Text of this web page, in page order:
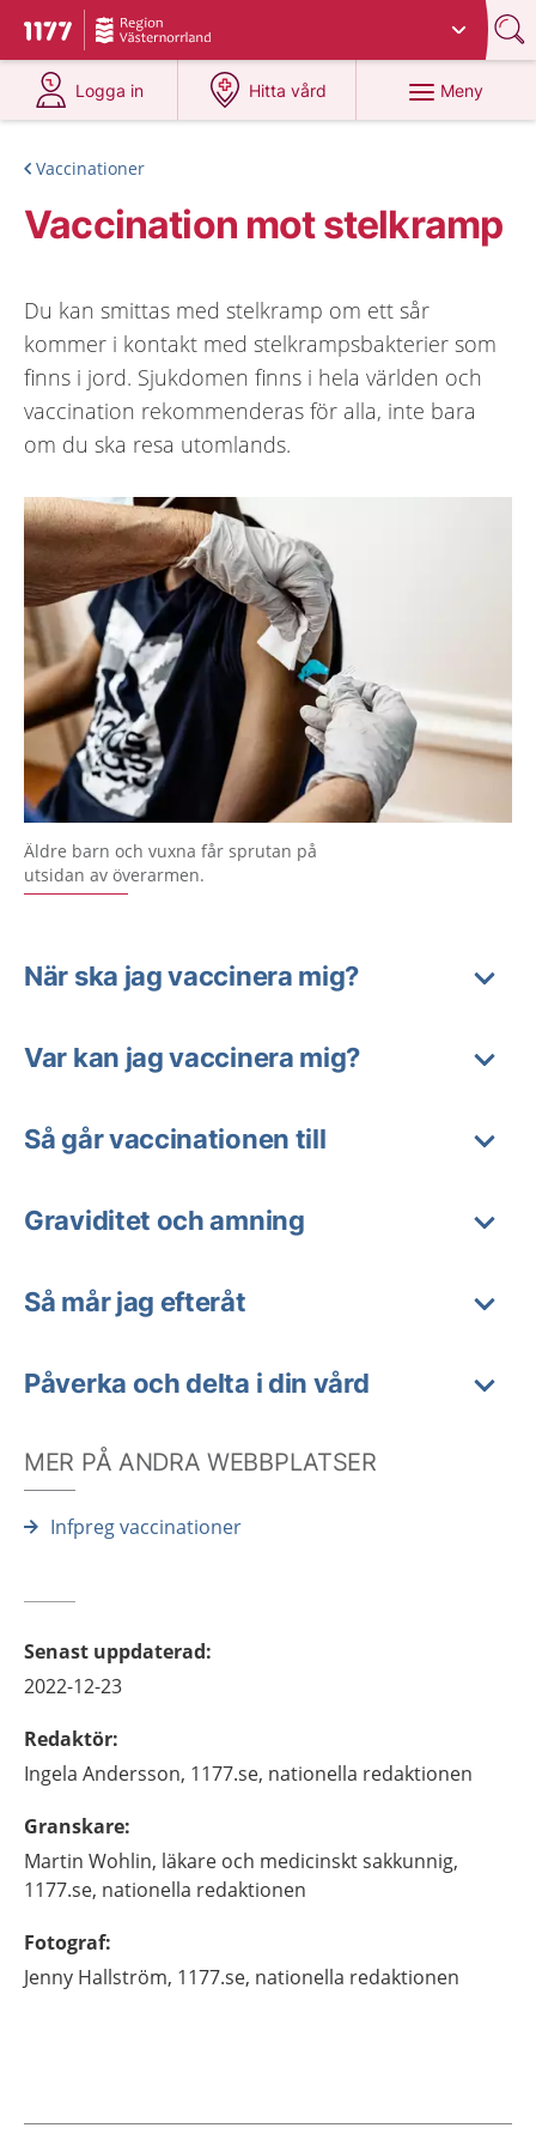
Till startsidan för 1177
Du har valt region
Logga in
på 1177.se
Hitta vård
på 1177.se
Meny
Vaccinationer
Vaccination mot stelkramp
Du kan smittas med stelkramp om ett sår
kommer i kontakt med stelkrampsbakterier som
finns i jord. Sjukdomen finns i hela världen och
vaccination rekommenderas för alla, inte bara
om du ska resa utomlands.
Äldre barn och vuxna får sprutan på
utsidan av överarmen.
När ska jag vaccinera mig?
Var kan jag vaccinera mig?
Så går vaccinationen till
Graviditet och amning
Så mår jag efteråt
Påverka och delta i din vård
MER PÅ ANDRA WEBBPLATSER
Infpreg vaccinationer
Senast uppdaterad:
2022-12-23
Redaktör:
Ingela Andersson, 1177.se, nationella redaktionen
Granskare:
Martin Wohlin, läkare och medicinskt sakkunnig,
1177.se, nationella redaktionen
Fotograf:
Jenny Hallström, 1177.se, nationella redaktionen